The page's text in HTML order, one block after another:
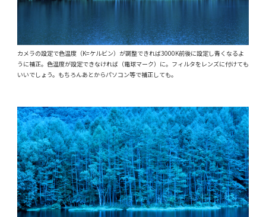
カメラの設定で色温度（K=ケルビン）が調整できれば3000K前後に設定し青くなるよ
うに補正。色温度が設定できなければ（電球マーク）に。フィルタをレンズに付けても
いいでしょう。もちろんあとからパソコン等で補正しても。